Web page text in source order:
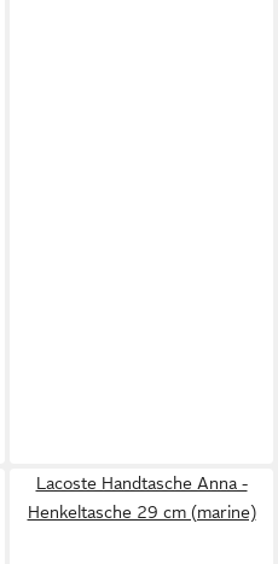
Lacoste Handtasche Anna -
Henkeltasche 29 cm (marine)